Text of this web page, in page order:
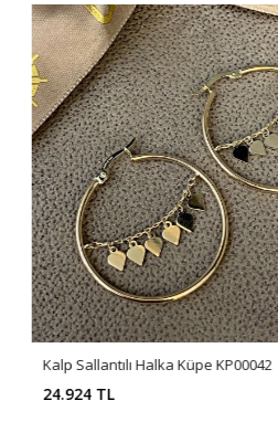
Kalp Sallantılı Halka Küpe KP00042
24.924 TL